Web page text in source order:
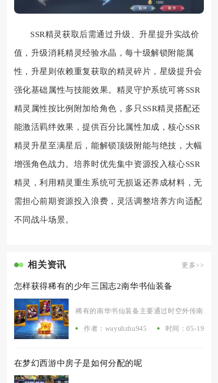
SSR精灵获取后需通过升级、升星提升实战价
值，升级消耗精灵经验水晶，每十级解锁附能属
性，升星则依赖重复获取的精灵碎片，星级提升会
强化基础属性与技能效果。精灵守护系统可将SSR
精灵属性按比例附加给角色，多只SSR精灵搭配还
能激活羁绊效果，提供百分比属性加成，核心SSR
精灵升星至满星后，能解锁顶级附能与绝技，大幅
增强角色战力。培养时优先集中资源投入核心SSR
精灵，利用精灵重生系统可无损返还养成材料，无
需担心前期资源投入浪费，灵活调整培养方向适配
不同战斗场景。
相关资讯 更多>>
怎样获得稀有的少年三国志2南华书仙装备
稀有的南华书仙装备主要通过时空外传南华
作者：wuyuhzhu945 时间：05-19
在梦幻西游中房子是如何分配的呢